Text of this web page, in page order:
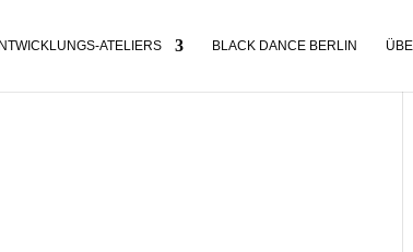
ATELIERS BLACK DANCE BERLIN